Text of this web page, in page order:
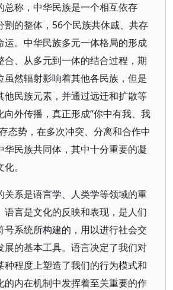
总称，中华民族是一个相互依存
割的整体，56个民族共休戚、共存
运。中华民族多元一体格局的形成
合、从多元到一体的结合过程，期
虽然辐射影响着其他各民族，但是
他民族元素，并通过远迁和扩散等
向外传播，真正形成“你中有我、我
态势，在多次冲突、分离和合作中
华民族共同体，其中十分重要的凝
。
关系是语言学、人类学等领域的重
语言是文化的反映和表现，是人们
号系统所构建的，用以进行社会交
展的基本工具。语言决定了我们对
种程度上塑造了我们的行为模式和
的内在机制中发挥着至关重要的作